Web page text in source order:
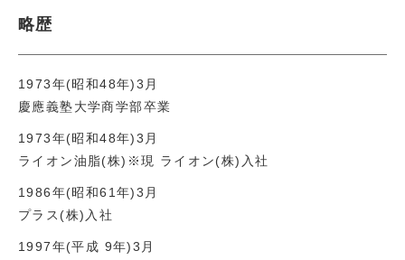
略歴
1973年(昭和48年)3月
慶應義塾大学商学部卒業
1973年(昭和48年)3月
ライオン油脂(株)※現 ライオン(株)入社
1986年(昭和61年)3月
プラス(株)入社
1997年(平成 9年)3月